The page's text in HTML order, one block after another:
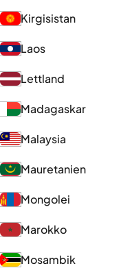
Kirgisistan
Laos
Lettland
Madagaskar
Malaysia
Mauretanien
Mongolei
Marokko
Mosambik